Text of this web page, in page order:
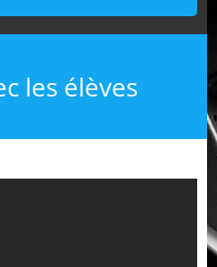
les élèves